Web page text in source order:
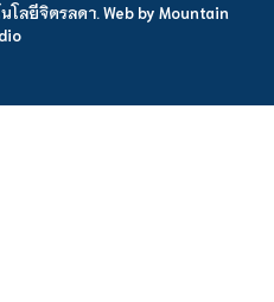
ลยีจิตรลดา. Web by Mountain